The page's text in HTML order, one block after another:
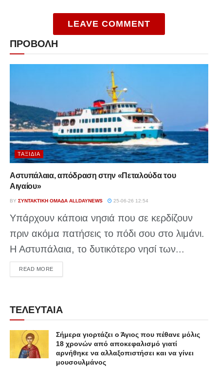
LEAVE COMMENT
ΠΡΟΒΟΛΗ
ΤΑΞΊΔΙΑ
Αστυπάλαια, απόδραση στην «Πεταλούδα του
Αιγαίου»
BY ΣΥΝΤΑΚΤΙΚΉ ΟΜΆΔΑ ALLDAYNEWS 25-06-26 12:54
Υπάρχουν κάποια νησιά που σε κερδίζουν
πριν ακόμα πατήσεις το πόδι σου στο λιμάνι.
Η Αστυπάλαια, το δυτικότερο νησί των...
READ MOREDETAILS
ΤΕΛΕΥΤΑΙΑ
Σήμερα γιορτάζει ο Άγιος που πέθανε μόλις
18 χρονών από αποκεφαλισμό γιατί
αρνήθηκε να αλλαξοπιστήσει και να γίνει
μουσουλμάνος